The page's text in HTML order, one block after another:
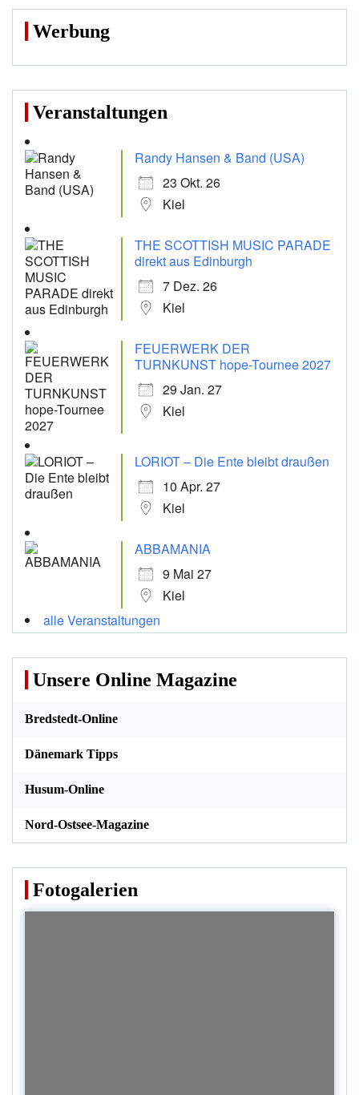
Werbung
Veranstaltungen
Randy Hansen & Band (USA)
23 Okt. 26
Kiel
THE SCOTTISH MUSIC PARADE
direkt aus Edinburgh
7 Dez. 26
Kiel
FEUERWERK DER
TURNKUNST hope-Tournee 2027
29 Jan. 27
Kiel
LORIOT – Die Ente bleibt draußen
10 Apr. 27
Kiel
ABBAMANIA
9 Mai 27
Kiel
alle Veranstaltungen
Unsere Online Magazine
Bredstedt-Online
Dänemark Tipps
Husum-Online
Nord-Ostsee-Magazine
Fotogalerien